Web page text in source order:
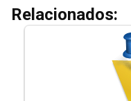
Relacionados: